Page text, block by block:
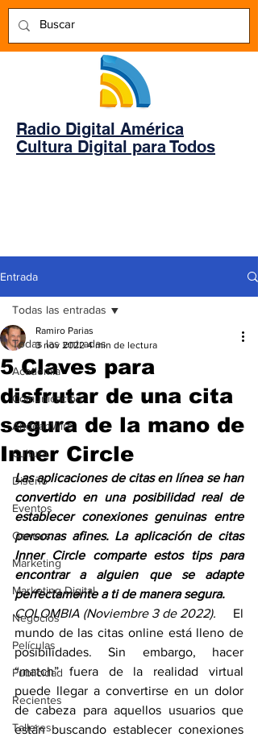
Radio Digital América
Cultura Digital para Todos
Entrada
Todas las entradas
Academia
Comunicación
AndeanWire
Cultura
Diseño
Eventos
Gamers
Marketing
Marketing Digital
Negocios
Películas
Publicidad
Recientes
Talleres
Todas las entradas
5 Claves para
disfrutar de una cita
segura de la mano de
Inner Circle
Ramiro Parias
3 nov 2022 4 min de lectura
Las aplicaciones de citas en línea se han
convertido en una posibilidad real de
establecer conexiones genuinas entre
personas afines. La aplicación de citas
Inner Circle comparte estos tips para
encontrar a alguien que se adapte
perfectamente a ti de manera segura.
COLOMBIA (Noviembre 3 de 2022). El
mundo de las citas online está lleno de
posibilidades. Sin embargo, hacer
“match” fuera de la realidad virtual
puede llegar a convertirse en un dolor
de cabeza para aquellos usuarios que
están buscando establecer conexiones